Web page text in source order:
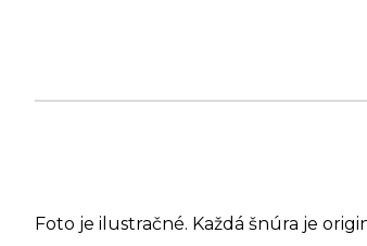
Foto je ilustračné. Každá šnúra je